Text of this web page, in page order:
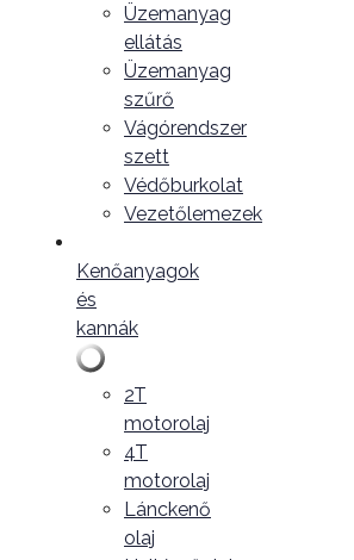
Üzemanyag
ellátás
Üzemanyag
szűrő
Vágórendszer
szett
Védőburkolat
Vezetőlemezek
Kenőanyagok
és
kannák
2T
motorolaj
4T
motorolaj
Lánckenő
olaj